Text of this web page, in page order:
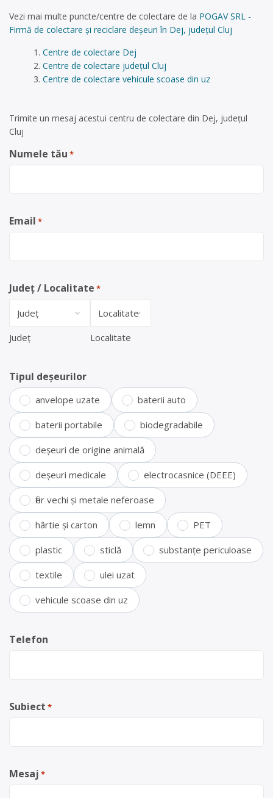
Vezi mai multe puncte/centre de colectare de la POGAV SRL -
Firmă de colectare și reciclare deșeuri în Dej, județul Cluj
Centre de colectare Dej
Centre de colectare județul Cluj
Centre de colectare vehicule scoase din uz
Trimite un mesaj acestui centru de colectare din Dej, județul
Cluj
Numele tău *
Email *
Județ / Localitate *
Județ Localitate
Tipul deșeurilor
anvelope uzate baterii auto
baterii portabile biodegradabile
deșeuri de origine animală
deșeuri medicale electrocasnice (DEEE)
fier vechi și metale neferoase
hârtie și carton lemn PET
plastic sticlă substanțe periculoase
textile ulei uzat
vehicule scoase din uz
Telefon
Subiect *
Mesaj *